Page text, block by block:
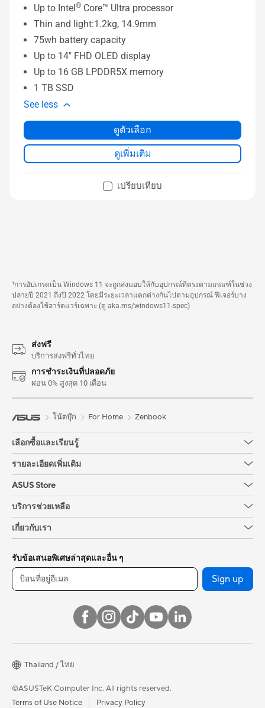
Up to Intel® Core™ Ultra processor
Thin and light:1.2kg, 14.9mm
75wh battery capacity
Up to 14" FHD OLED display
Up to 16 GB LPDDR5X memory
1 TB SSD
See less
ดูตัวเลือก
ดูเพิ่มเติม
เปรียบเทียบ
¹การอัปเกรดเป็น Windows 11 จะถูกส่งมอบให้กับอุปกรณ์ที่ตรงตามเกณฑ์ในช่วง
ปลายปี 2021 ถึงปี 2022 โดยมีระยะเวลาแตกต่างกันไปตามอุปกรณ์ ฟีเจอร์บาง
อย่างต้องใช้ฮาร์ดแวร์เฉพาะ (ดู aka.ms/windows11-spec)
ส่งฟรี
บริการส่งฟรีทั่วไทย
การชำระเงินที่ปลอดภัย
ผ่อน 0% สูงสุด 10 เดือน
โน้ตบุ๊ก For Home Zenbook
เลือกซื้อและเรียนรู้
รายละเอียดเพิ่มเติม
ASUS Store
บริการช่วยเหลือ
เกี่ยวกับเรา
รับข้อเสนอพิเศษล่าสุดและอื่น ๆ
Sign up
Thailand / ไทย
©ASUSTeK Computer Inc. All rights reserved.
Terms of Use Notice
Privacy Policy